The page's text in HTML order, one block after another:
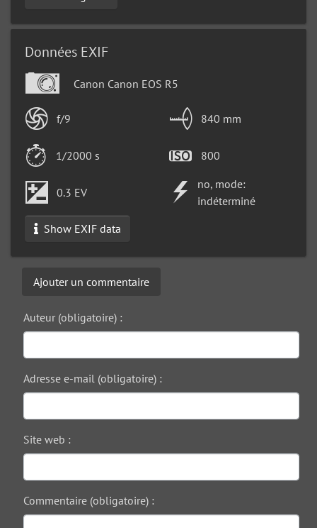
Données EXIF
Canon Canon EOS R5
f/9 840 mm
1/2000 s 800
0.3 EV
no, mode:
indéterminé
Show EXIF data
Ajouter un commentaire
Auteur (obligatoire) :
Adresse e-mail (obligatoire) :
Site web :
Commentaire (obligatoire) :